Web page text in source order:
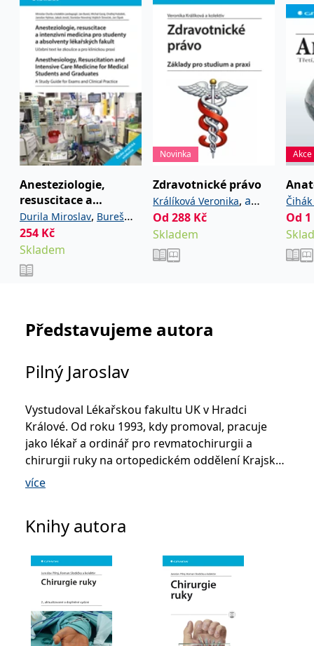
Anesteziologie,
resuscitace a
intenzivní medicína
pro studenty a
absolventy
lékařských fakult.
Anest
Durila Miroslav, Bureš
Jan, Garaj Michal
Hubálek Ondřej
Jaroslav
254 Kč
Skladem
Novinka
Zdravotnické právo
Králíková Veronika,a
kolektiv
Od288 Kč
Skladem
Od
Představujeme autora
Pilný Jaroslav
Vystudoval Lékařskou fakultu UK v Hradci
Králové. Od roku 1993, kdy promoval, pracuje
jako lékař a ordinář pro revmatochirurgii a
chirurgii ruky na ortopedickém oddělení Krajské
nemocnice v Pardubicích. Kromě tohoto se
věnuje sportovní traumatologii a artroskopické
reprezentace v orientačním běhu.
více
Knihy autora